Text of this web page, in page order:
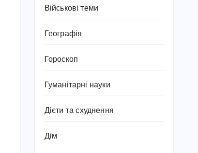
Військові теми
Географія
Гороскоп
Гуманітарні науки
Дієти та схуднення
Дім